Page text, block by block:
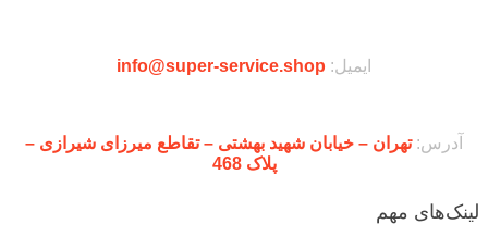
ایمیل: info@super-service.shop
آدرس:تهران – خیابان شهید بهشتی – تقاطع میرزای شیرازی –
پلاک 468
لینک‌های مهم